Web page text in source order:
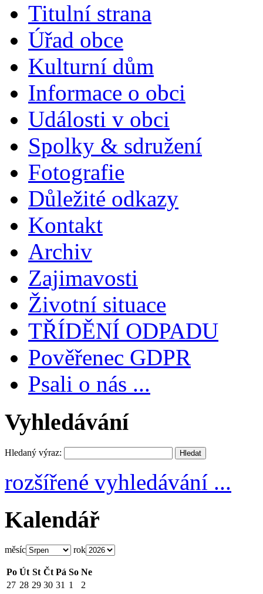
Titulní strana
Úřad obce
Kulturní dům
Informace o obci
Události v obci
Spolky & sdružení
Fotografie
Důležité odkazy
Kontakt
Archiv
Zajimavosti
Životní situace
TŘÍDĚNÍ ODPADU
Pověřenec GDPR
Psali o nás ...
Vyhledávání
Hledaný výraz:
rozšířené vyhledávání ...
Kalendář
měsíc rok
Po Út St Čt Pá So Ne
27 28 29 30 31 1
2